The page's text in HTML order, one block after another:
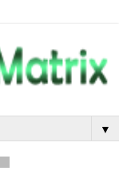
▼